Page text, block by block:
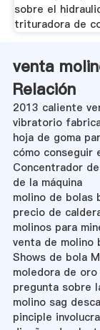
sobre el
trituradora de
venta
Relación
2013 caliente
vibratorio
hoja de goma
cómo
Concentrador
de la máquina
molino de bolas
precio de
molinos para
venta de molino
Shows de bola
moledora de
pregunta sobre
molino sag
pinciple